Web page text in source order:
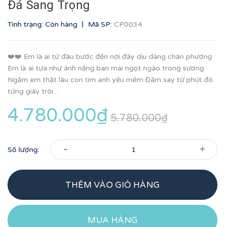
Đá Sang Trọng
Tình trạng: Còn hàng | Mã SP: CP0034
❤️❤️ Em là ai từ đâu bước đến nơi đây dịu dàng chân phương
Em là ai tựa như ánh nắng ban mai ngọt ngào trong sương
Ngắm em thật lâu con tim anh yếu mềm Đắm say từ phút đó
từng giây trôi...
4.780.000₫ 5.780.000₫
Số lượng: - +
THÊM VÀO GIỎ HÀNG
MUA HÀNG